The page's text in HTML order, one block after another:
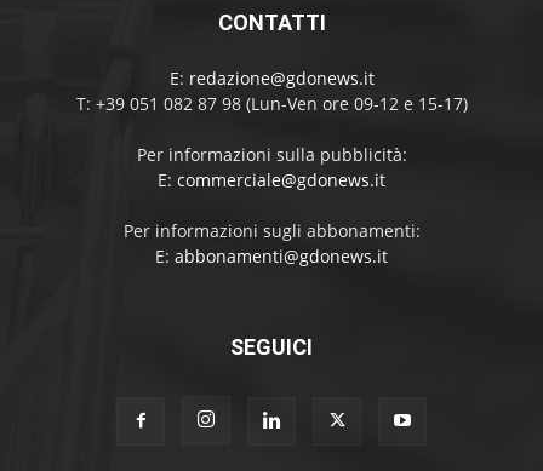
CONTATTI
E: redazione@gdonews.it
T: +39 051 082 87 98 (Lun-Ven ore 09-12 e 15-17)
Per informazioni sulla pubblicità:
E: commerciale@gdonews.it
Per informazioni sugli abbonamenti:
E: abbonamenti@gdonews.it
SEGUICI